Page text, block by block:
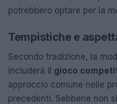
potrebbero optare per la
Tempistiche e
Secondo tradizione, la
includerà il gioco
approccio comune nelle
precedenti. Sebbene non